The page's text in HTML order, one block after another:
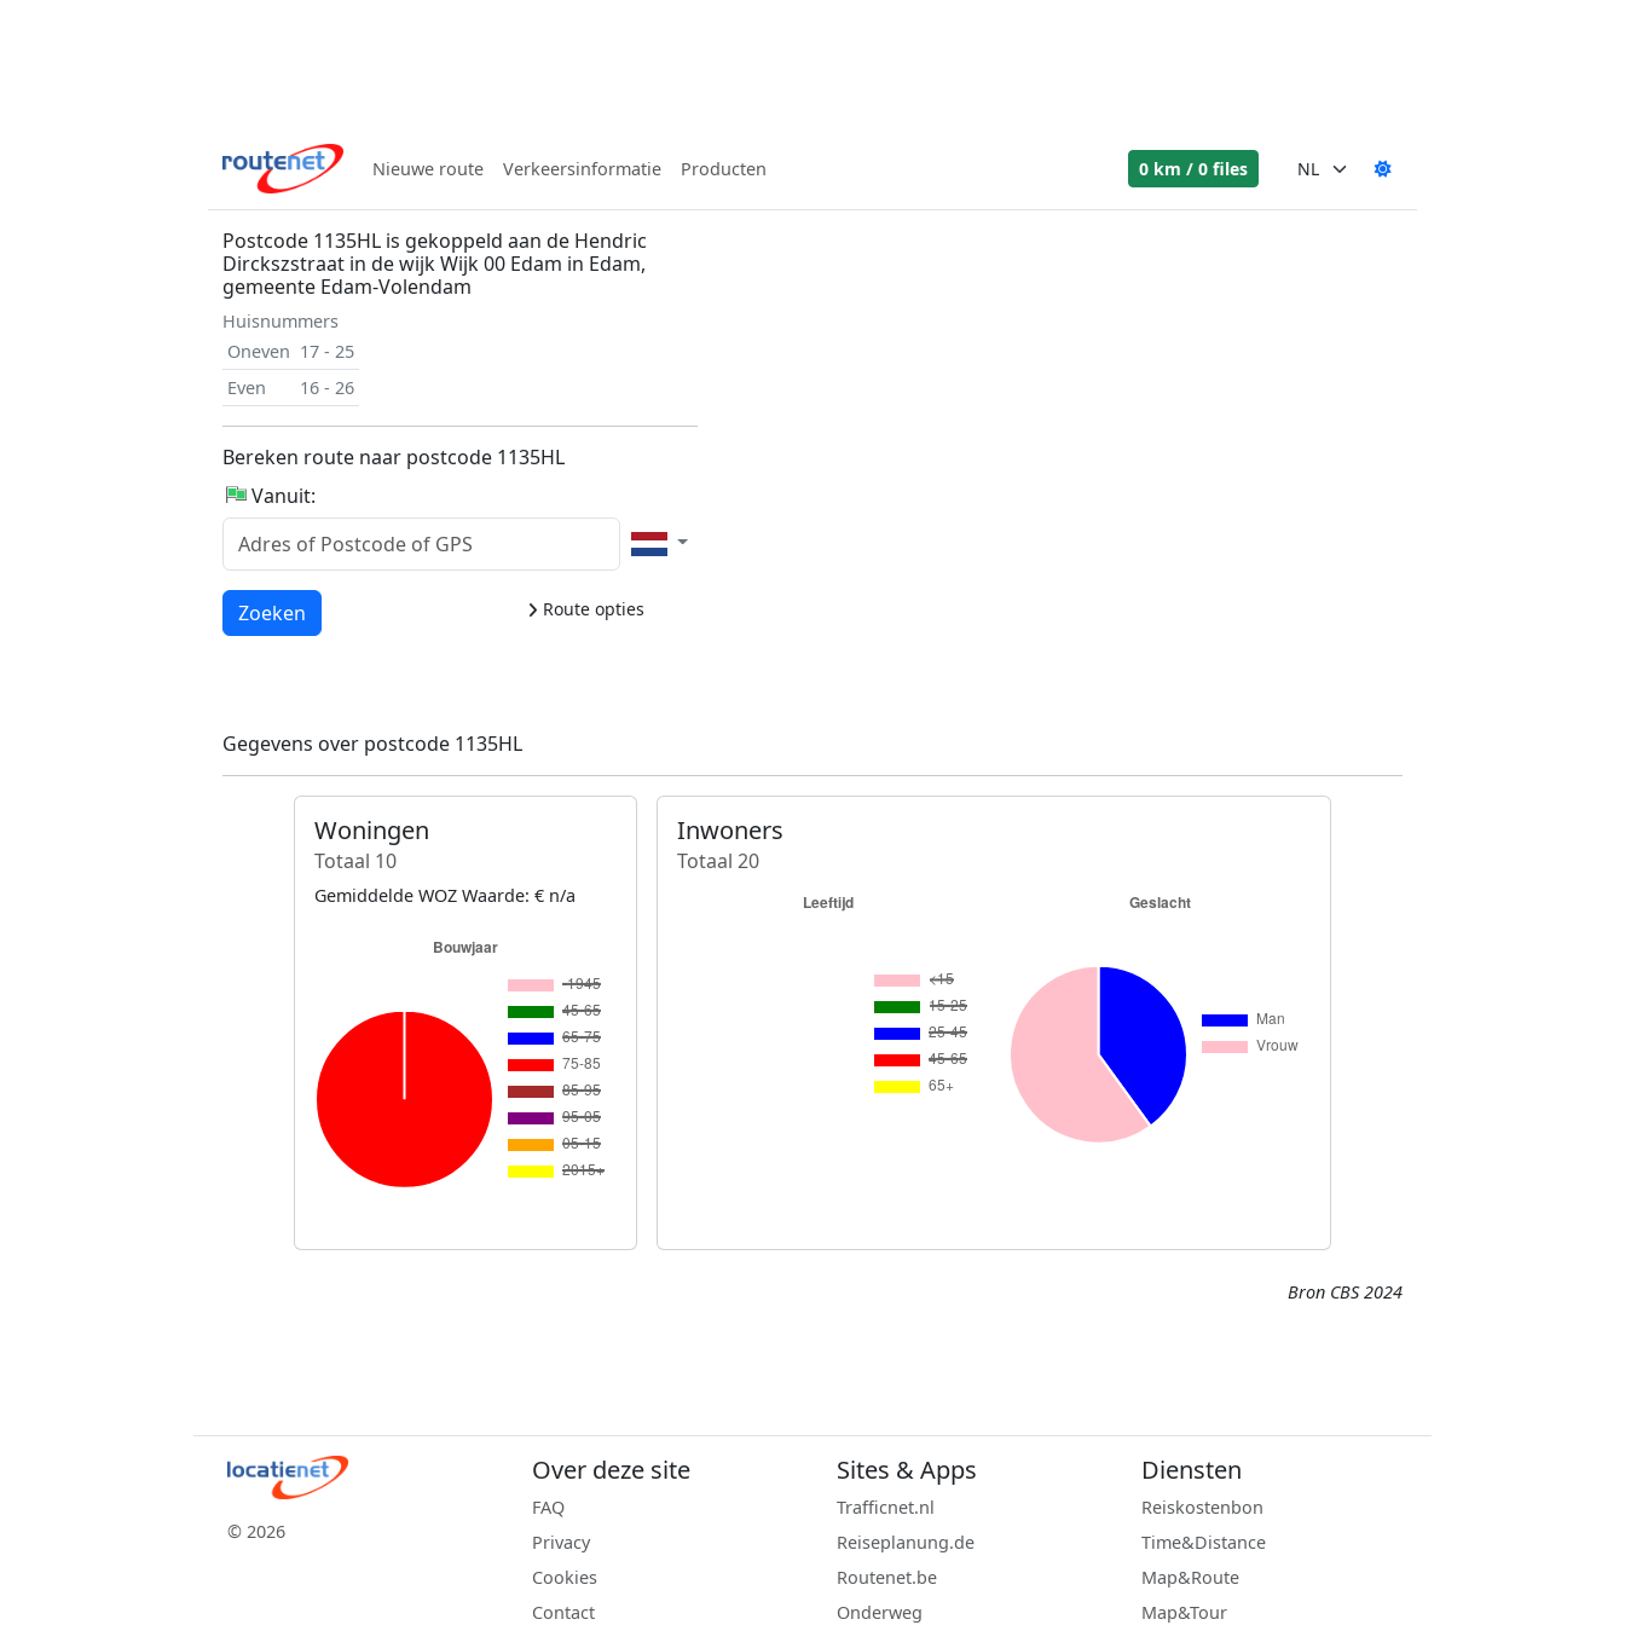
Nieuwe route Verkeersinformatie Producten 0 km / 0 files
Postcode 1135HL is gekoppeld aan de Hendric
Dirckszstraat in de wijk Wijk 00 Edam in Edam,
gemeente Edam-Volendam
Huisnummers
Oneven 17 - 25
Even
16 - 26
Bereken route naar postcode 1135HL
Vanuit:
Route opties
Laden...
Zoeken
Gegevens over postcode 1135HL
Woningen
Totaal 10
Gemiddelde WOZ Waarde: € n/a
Inwoners
Totaal 20
Bron CBS 2024
© 2026
Over deze site
FAQ
Privacy
Cookies
Contact
Sites & Apps
Trafficnet.nl
Reiseplanung.de
Routenet.be
Onderweg
Diensten
Reiskostenbon
Time&Distance
Map&Route
Map&Tour